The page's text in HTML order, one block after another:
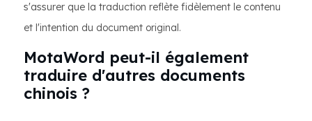
s'assurer que la traduction reflète fidèlement le contenu
et l'intention du document original.
MotaWord peut-il également
traduire d'autres documents
chinois ?